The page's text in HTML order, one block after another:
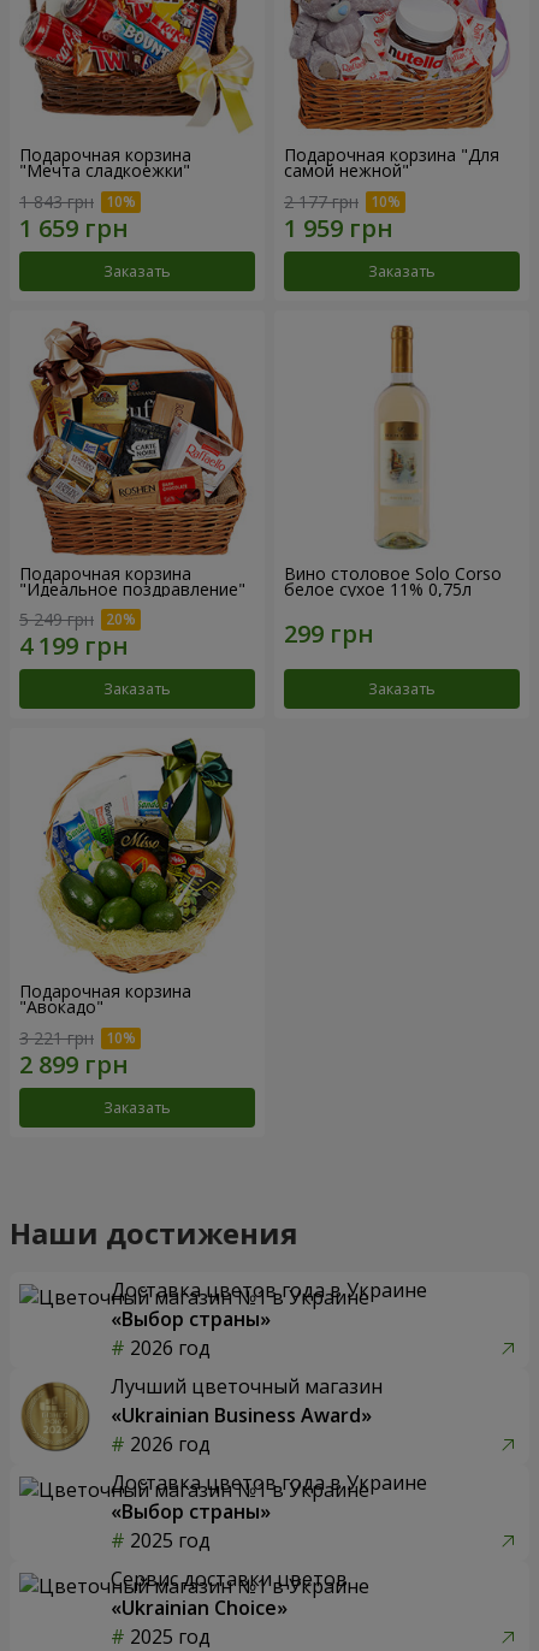
Подарочная корзина
"Мечта сладкоежки"
1 843 грн
Заказать
Подарочная корзина "Для
самой нежной"
2 177 грн
Заказать
Подарочная корзина
"Идеальное поздравление"
5 249 грн
Заказать
Вино столовое Solo Corso
белое сухое 11% 0,75л
Заказать
Подарочная корзина
"Авокадо"
3 221 грн
Заказать
Наши достижения
Доставка цветов года в Украине
«Выбор страны»
2026 год
Лучший цветочный магазин
«Ukrainian Business Award»
2026 год
Доставка цветов года в Украине
«Выбор страны»
2025 год
Сервис доставки цветов
«Ukrainian Choice»
2025 год